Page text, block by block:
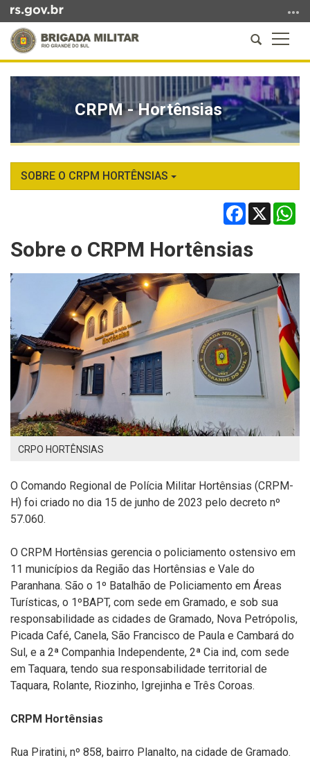
para
conteúdo
para
menu
busca
a
Abrir
a
busca
do
conteúdo
CRPM - Hortênsias
SOBRE O CRPM HORTÊNSIAS
Facebook
X
Sobre o CRPM Hortênsias
CRPO HORTÊNSIAS
O Comando Regional de Polícia Militar Hortênsias (CRPM-
H) foi criado no dia 15 de junho de 2023 pelo decreto nº
57.060.
O CRPM Hortênsias gerencia o policiamento ostensivo em
11 municípios da Região das Hortênsias e Vale do
Paranhana. São o 1º Batalhão de Policiamento em Áreas
Turísticas, o 1ºBAPT, com sede em Gramado, e sob sua
responsabilidade as cidades de Gramado, Nova Petrópolis,
Picada Café, Canela, São Francisco de Paula e Cambará do
Sul, e a 2ª Companhia Independente, 2ª Cia ind, com sede
em Taquara, tendo sua responsabilidade territorial de
Taquara, Rolante, Riozinho, Igrejinha e Três Coroas.
CRPM Hortênsias
Rua Piratini, nº 858, bairro Planalto, na cidade de Gramado.